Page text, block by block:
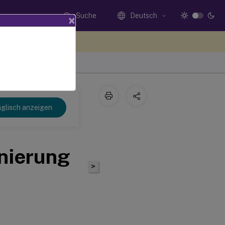
Suche Deutsch
anzeigen
>
×